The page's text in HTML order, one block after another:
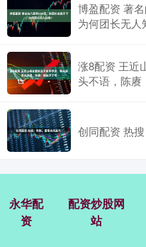
博盈配资 著
为何团长无人
涨8配资 王近
头不语，陈赓
创同配资 热
永华配
资
配资炒股网
站